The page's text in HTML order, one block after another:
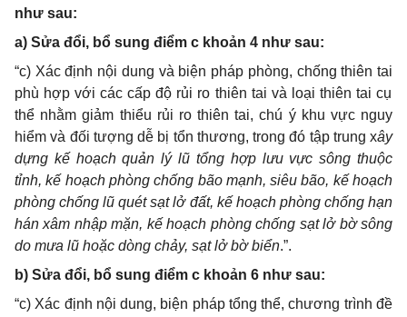
như sau:
a) Sửa đổi, bổ sung điểm c khoản 4 như sau:
“c) Xác định nội dung và biện pháp phòng, chống thiên tai
phù hợp vớicác cấp độ rủi ro thiên tai và loại thiên tai cụ
thể nhằm giảm thiểu rủi ro thiên tai, chú ý khu vực nguy
hiểm và đối tượng dễ bị tổn thương, trong đó tập trung xây
dựng kế hoạch quản lý lũ tổng hợp lưu vực sông thuộc
tỉnh, kế hoạch phòng chống bão mạnh, siêu bão, kế hoạch
phòng chống lũ quét sạt lở đất, kế hoạch phòng chống hạn
hán xâm nhập mặn, kế hoạch phòng chống sạt lở bờ sông
do mưa lũ hoặc dòng chảy, sạt lở bờ biển.”.
b) Sửa đổi, bổ sung điểm c khoản 6 như sau:
“c) Xác định nội dung, biện pháp tổng thể, chương trình đề